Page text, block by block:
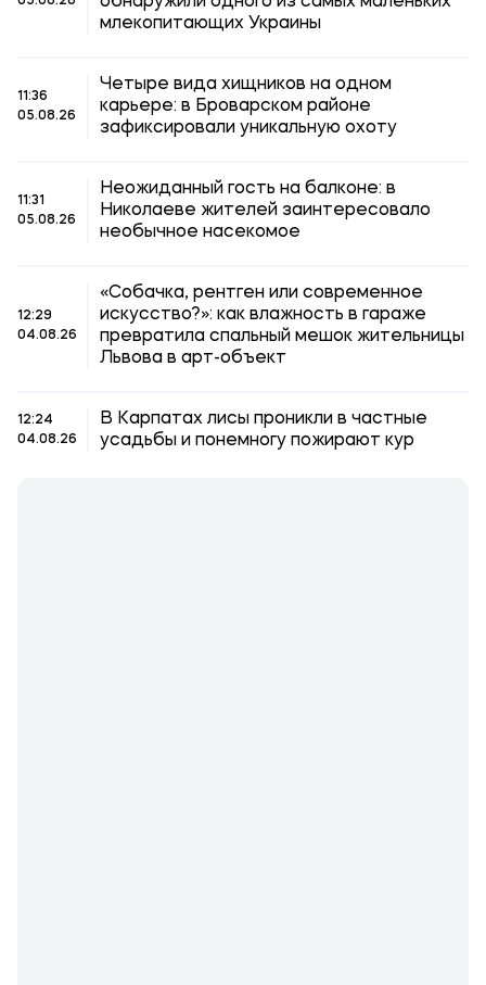
млекопитающих Украины
11:36
05.08.26
Четыре вида хищников на одном
карьере: в Броварском районе
зафиксировали уникальную охоту
11:31
05.08.26
Неожиданный гость на балконе: в
Николаеве жителей заинтересовало
необычное насекомое
12:29
04.08.26
«Собачка, рентген или современное
искусство?»: как влажность в гараже
превратила спальный мешок жительницы
Львова в арт-объект
12:24
04.08.26
В Карпатах лисы проникли в частные
усадьбы и понемногу пожирают кур